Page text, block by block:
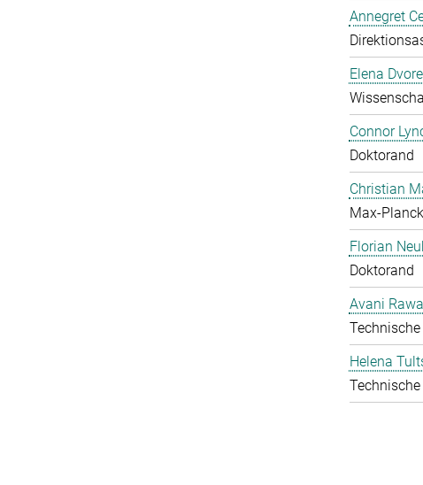
Annegret
Elena
Connor
Doktorand
Christian
Max-
Florian
Doktorand
Avani
Helena